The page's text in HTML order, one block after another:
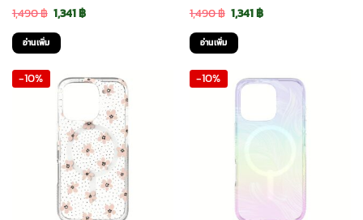
1,490฿ Original
price
was:
1,490 ฿.
1,341฿Current
1,341 ฿.
อ่านเพิ่ม
1,490฿ Original
price
was:
1,490 ฿.
1,341฿Current
1,341 ฿.
อ่านเพิ่ม
-10% -10%